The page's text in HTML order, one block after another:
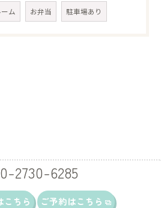
ム お弁当 駐車場あり
2730-6285
こちら ご予約はこちら